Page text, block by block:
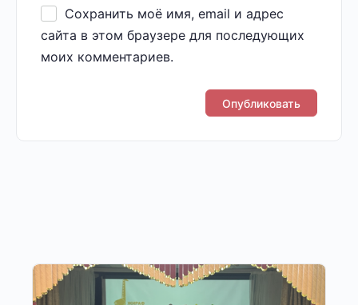
Сохранить моё имя, email и адрес
сайта в этом браузере для последующих
моих комментариев.
Другие публикации